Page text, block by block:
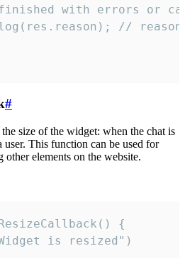
with errors or
//
#
size of the widget: when the chat is
user. This function can be used for
elements on the website.
{
is resized")